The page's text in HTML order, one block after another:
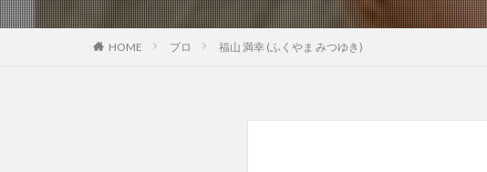
HOME プロ 福山 満幸 (ふくやま みつゆき)